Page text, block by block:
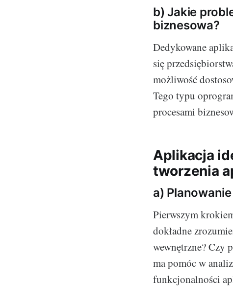
b) Jakie
biznesowa?
Dedykowane
się
możliwość
Tego typu
procesami
Aplikacja
tworzenia
a)
Pierwszym
dokładne
wewnętrzne? Czy
ma pomóc w
funkcjonalności